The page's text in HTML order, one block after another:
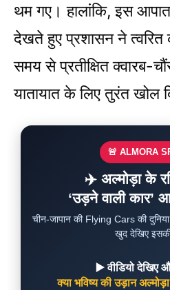
थम गए। हालांकि, इस
देखते हुए प्रशासन ने
समय से प्रतीक्षित क्वारब-
यातायात के लिए तुरंत खोल
🚨 ALMORA
✈️ अल्मोड़ा के
‘उड़ने वाली कार’
चीन-जापान की Flying Cars की
खुद देखिए
▶️ वीडियो देखिए
क्या भविष्य की उड़ान